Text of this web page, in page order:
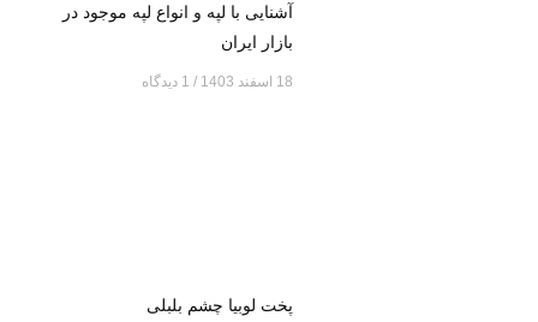
آشنایی با لپه و انواع لپه موجود در
بازار ایران
18 اسفند 1403
پخت لوبیا چشم بلبلی